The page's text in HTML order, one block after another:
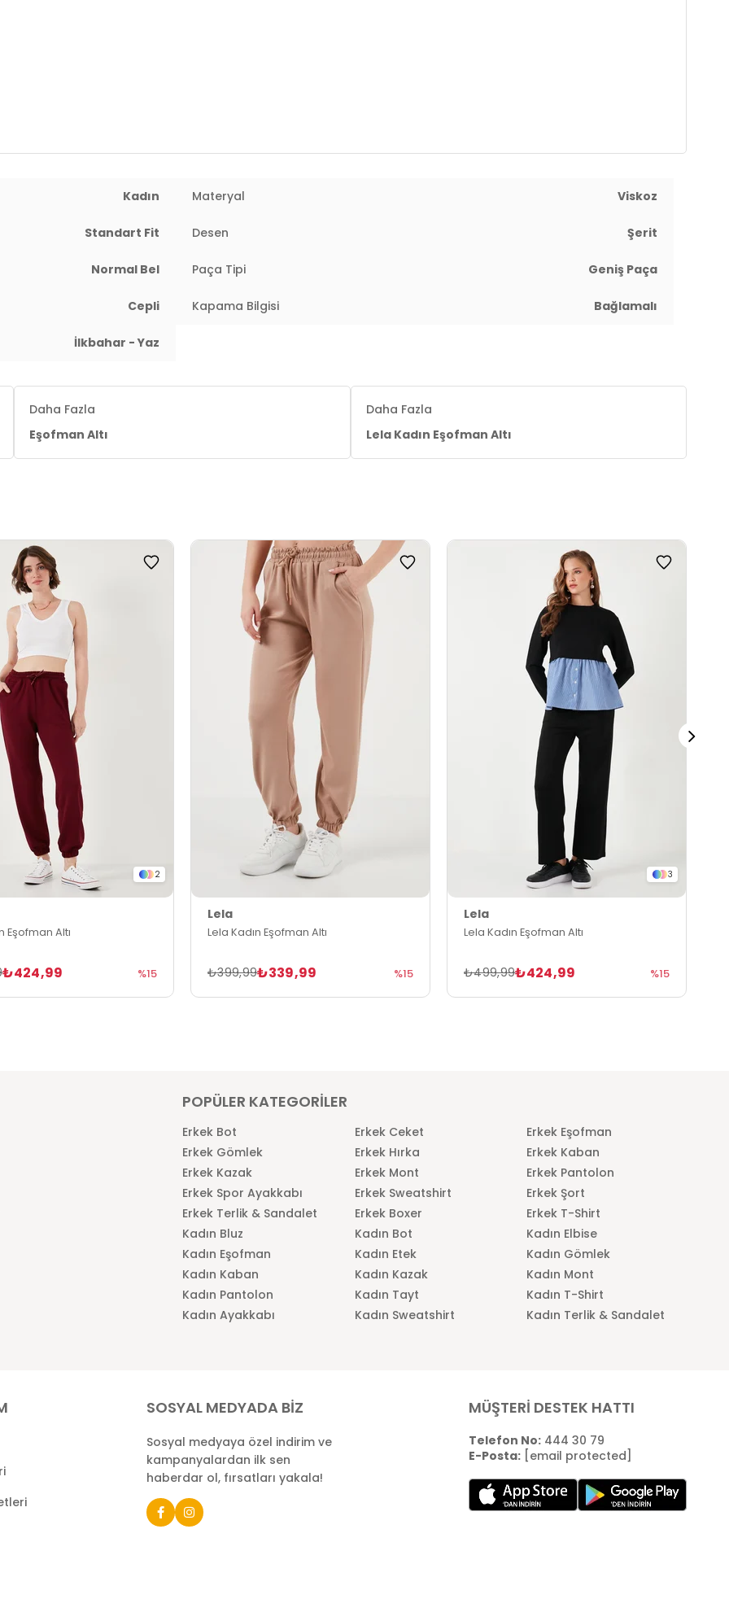
2DE5866133.07
Kadın Materyal Viskoz
Standart Fit Desen Şerit
Normal Bel Paça Tipi Geniş Paça
Cepli Kapama Bilgisi Bağlamalı
İlkbahar - Yaz
Daha Fazla
Eşofman Altı
Daha Fazla
Lela Kadın Eşofman Altı
2
Eşofman Altı
₺424,99 %15
Lela
Lela Kadın Eşofman Altı
₺339,99
₺399,99 %15
3
Lela
Lela Kadın Eşofman Altı
₺424,99
₺499,99 %15
POPÜLER KATEGORİLER
Erkek Bot Erkek Ceket
Erkek Eşofman
Erkek Gömlek
Erkek Hırka
Erkek Kaban
Erkek Kazak
Erkek Mont
Erkek Pantolon
Erkek Spor Ayakkabı
Erkek Sweatshirt
Erkek Şort
Erkek Terlik & Sandalet
Erkek Boxer
Erkek T-Shirt
Kadın Bluz
Kadın Bot
Kadın Elbise
Kadın Eşofman
Kadın Etek
Kadın Gömlek
Kadın Kaban
Kadın Kazak
Kadın Mont
Kadın Pantolon
Kadın Tayt
Kadın T-Shirt
Kadın Ayakkabı
Kadın Sweatshirt Kadın Terlik & Sandalet
SOSYAL MEDYADA BİZ
Sosyal medyaya özel indirim ve
kampanyalardan ilk sen
haberdar ol, fırsatları yakala!
MÜŞTERİ DESTEK HATTI
Telefon No:444 30 79
E-Posta: [email protected]